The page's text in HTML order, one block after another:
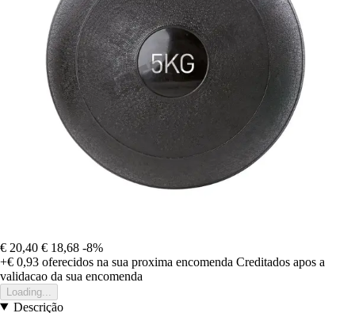
€ 20,40 € 18,68 -8%
+€ 0,93 oferecidos na sua proxima encomenda Creditados apos a
validacao da sua encomenda
Loading...
Descrição